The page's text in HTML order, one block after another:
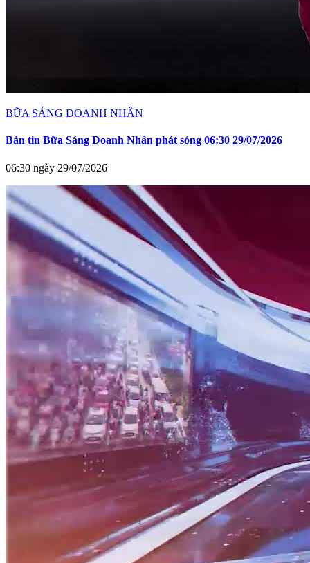
BỮA SÁNG DOANH NHÂN
Bản tin Bữa Sáng Doanh Nhân phát sóng 06:30 29/07/2026
06:30 ngày 29/07/2026